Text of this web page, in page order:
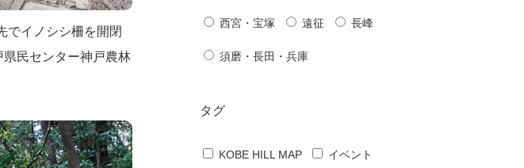
でイノシシ柵を開閉
民センター神戸農林
西宮・宝塚 遠征 長峰
須磨・長田・兵庫
タグ
KOBE HILL MAP イベント